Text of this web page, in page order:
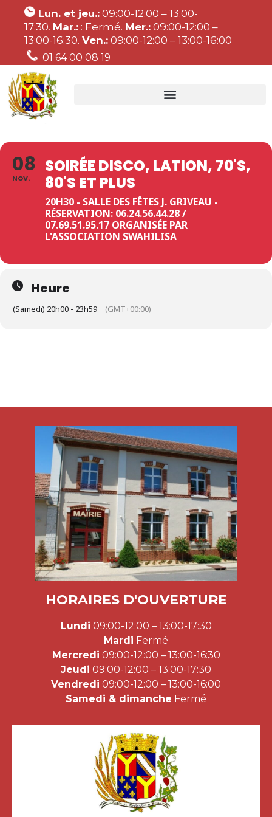
Lun. et jeu.: 09:00-12:00 – 13:00-
17:30. Mar.: : Fermé. Mer.: 09:00-12:00 –
13:00-16:30. Ven.: 09:00-12:00 – 13:00-16:00
01 64 00 08 19
08
NOV.
SOIRÉE DISCO, LATION, 70'S,
80'S ET PLUS
20H30 - SALLE DES FÊTES J. GRIVEAU -
RÉSERVATION: 06.24.56.44.28 /
07.69.51.95.17 ORGANISÉE PAR
L'ASSOCIATION SWAHILISA
Heure
(Samedi) 20h00 - 23h59 (GMT+00:00)
HORAIRES D'OUVERTURE
Lundi 09:00-12:00 – 13:00-17:30
Mardi Fermé
Mercredi 09:00-12:00 – 13:00-16:30
Jeudi 09:00-12:00 – 13:00-17:30
Vendredi 09:00-12:00 – 13:00-16:00
Samedi & dimanche Fermé